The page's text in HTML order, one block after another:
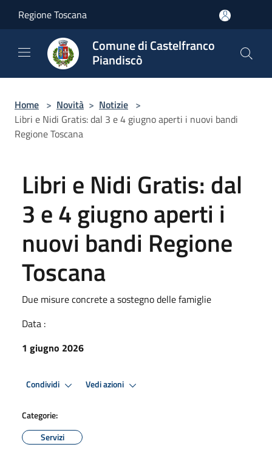
Regione Toscana
Comune di Castelfranco
Piandiscò
Home > Novità > Notizie >
Libri e Nidi Gratis: dal 3 e 4 giugno aperti i nuovi bandi
Regione Toscana
Libri e Nidi Gratis: dal
3 e 4 giugno aperti i
nuovi bandi Regione
Toscana
Due misure concrete a sostegno delle famiglie
Data :
1 giugno 2026
Condividi Vedi azioni
Categorie:
Servizi